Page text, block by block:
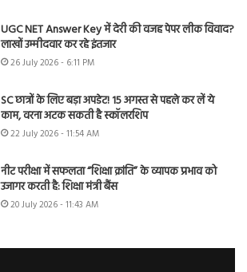
UGC NET Answer Key में देरी की वजह पेपर लीक विवाद?
लाखों उम्मीदवार कर रहे इंतजार
26 July 2026 - 6:11 PM
SC छात्रों के लिए बड़ा अपडेट! 15 अगस्त से पहले कर लें ये
काम, वरना अटक सकती है स्कॉलरशिप
22 July 2026 - 11:54 AM
नीट परीक्षा में सफलता “शिक्षा क्रांति” के व्यापक प्रभाव को
उजागर करती है: शिक्षा मंत्री बैंस
20 July 2026 - 11:43 AM